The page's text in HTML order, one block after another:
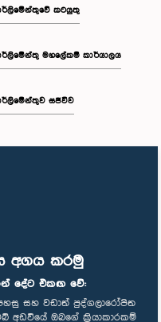
අගය කරමු
දේට එකඟ වේ:
සහ වඩාත් පුද්ගලාරෝපිත
අඩවියේ ඔබගේ ක්‍රියාකාරකම්
කටයුතු
මහලේකම් කාර්යාලය
සජීවීව